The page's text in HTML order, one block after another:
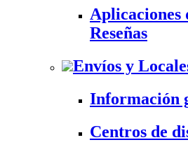
Aplicaciones
Reseñas
Envíos y
Información
Centros de